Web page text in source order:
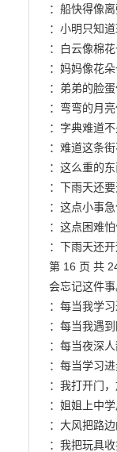
：船快得像离
：小明只知
：白云像棉花
：妈妈像花朵
：弟弟的脸
：弯弯的月
：字典难道
：难道这条
：这么重的
：下雨天还
：这点小事
：这点困难
：下雨天还
第 16 页 共
会忘记这件事
：每当我学
：每当我遇
：每当夜深
：每当学习
：我打开门
：姐姐上中
：大风把路边
：我把玩具